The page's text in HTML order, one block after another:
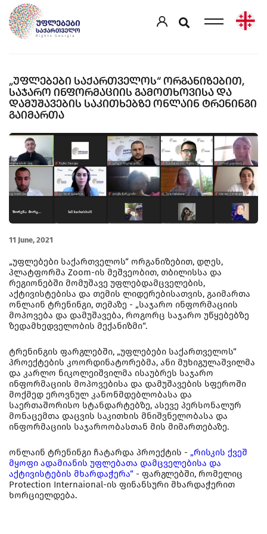
„ᲣᲤᲚᲔᲑᲔᲑᲘ ᲡᲐᲥᲐᲠᲗᲕᲔᲚᲝᲡ“ ᲝᲠᲒᲐᲜᲘᲖᲔᲑᲘᲗ,
ᲡᲐᲯᲐᲠᲝ ᲘᲜᲤᲝᲠᲛᲐᲪᲘᲘᲡ ᲒᲐᲛᲝᲗᲮᲝᲕᲘᲡᲐ ᲓᲐ
ᲓᲐᲛᲣᲨᲐᲕᲔᲑᲘᲡ ᲡᲐᲙᲘᲗᲮᲔᲑᲖᲔ ᲝᲜᲚᲐᲘᲜ ᲢᲠᲔᲜᲘᲜᲒᲘ
ᲒᲐᲘᲛᲐᲠᲗᲐ
11 June, 2021
„უფლებები საქართველოს“ ორგანიზებით, დღეს,
პლატფორმა Zoom-ის მეშვეობით, თბილისსა და
რეგიონებში მომუშავე უფლებდამცველების,
აქტივისტებისა და თემის ლიდერებისათვის, გაიმართა
ონლაინ ტრენინგი, თემაზე - „საჯარო ინფორმაციის
მოპოვება და დამუშავება, როგორც საჯარო უწყებებზე
ზედამხედველობის მექანიზმი“.
ტრენინგის ფარგლებში, „უფლებები საქართველოს“
პროექტების კოორდინატორებმა, ანი მუხიგულაშვილმა
და კარლო ნიკოლეიშვილმა ისაუბრეს საჯარო
ინფორმაციის მოპოვებისა და დამუშავების სფეროში
მოქმედ ეროვნულ კანონმდებლობასა და
საერთაშორისო სტანდარტებზე, ასევე პერსონალურ
მონაცემთა დაცვის საკითხის მნიშვნელობასა და
ინფორმაციის საჯაროობასთან მის მიმართებაზე.
ონლაინ ტრენინგი ჩატარდა პროექტის - „რისკის ქვეშ
მყოფი ადამიანის უფლებათა დამცველებისა და
აქტივისტების მხარდაჭერა“ - ფარგლებში, რომელიც
Protection Internaional-ის ფინანსური მხარდაჭერით
ხორციელდება.